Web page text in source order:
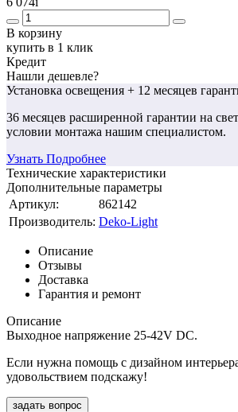
В корзину
купить в 1 клик
Кредит
Нашли дешевле?
Установка освещения + 12 месяцев
36 месяцев расширенной гарантии на
условии монтажа нашим специалистом.
Узнать Подробнее
Технические характеристики
Дополнительные параметры
Артикул:
862142
Производитель: Deko-Light
Описание
Отзывы
Доставка
Гарантия и ремонт
Описание
Выходное напряжение 25-42V DC.
Если нужна помощь с дизайном
удовольствием подскажу!
задать вопрос